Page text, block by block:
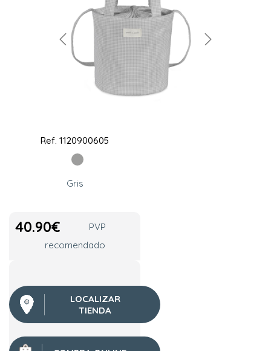
Ref.1120900605
Gris
40.90€
PVP
recomendado
LOCALIZAR
TIENDA